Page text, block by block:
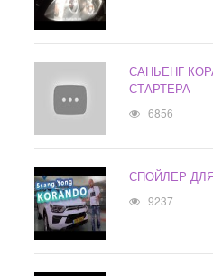
САНЬЕНГ
СТАРТЕРА
6856
СПОЙЛЕР
9237